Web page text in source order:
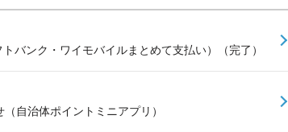
バンク・ワイモバイルまとめて支払い）（完了）
自治体ポイントミニアプリ）